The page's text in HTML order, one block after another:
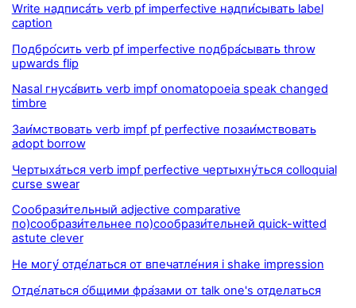
Write надписа́ть verb pf imperfective надпи́сывать label
caption
Подбро́сить verb pf imperfective подбра́сывать throw
upwards flip
Nasal гнуса́вить verb impf onomatopoeia speak changed
timbre
Заи́мствовать verb impf pf perfective позаи́мствовать
adopt borrow
Чертыха́ться verb impf perfective чертыхну́ться colloquial
curse swear
Сообрази́тельный adjective comparative
по)сообрази́тельнее по)сообрази́тельней quick-witted
astute clever
Не могу́ отде́латься от впечатле́ния i shake impression
Отде́латься о́бщими фра́зами от talk one's отделаться